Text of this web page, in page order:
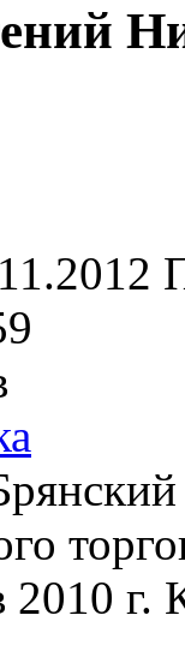
2010